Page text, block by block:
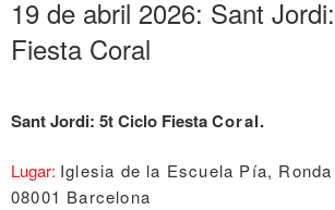
19 de abril 2026: Sant
Fiesta Coral
Sant Jordi: 5t Ciclo FiestaCoral.
Lugar: Iglesia de la Escuela Pía,
08001 Barcelona